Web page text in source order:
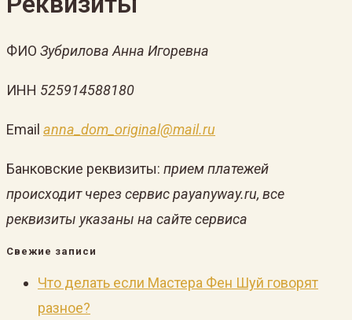
ФИО Зубрилова Анна Игоревна
ИНН 525914588180
Email anna_dom_original@mail.ru
Банковские реквизиты: прием платежей
происходит через сервис payanyway.ru, все
реквизиты указаны на сайте сервиса
Свежие записи
Что делать если Мастера Фен Шуй говорят
разное?